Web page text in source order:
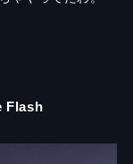
Flash